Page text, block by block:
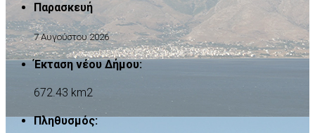
Παρασκευή
7 Αυγούστου 2026
Έκταση νέου Δήμου:
672.43 km2
Πληθυσμός: